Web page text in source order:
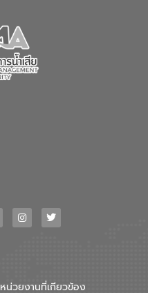
หน่วยงานที่เกียวข้อง